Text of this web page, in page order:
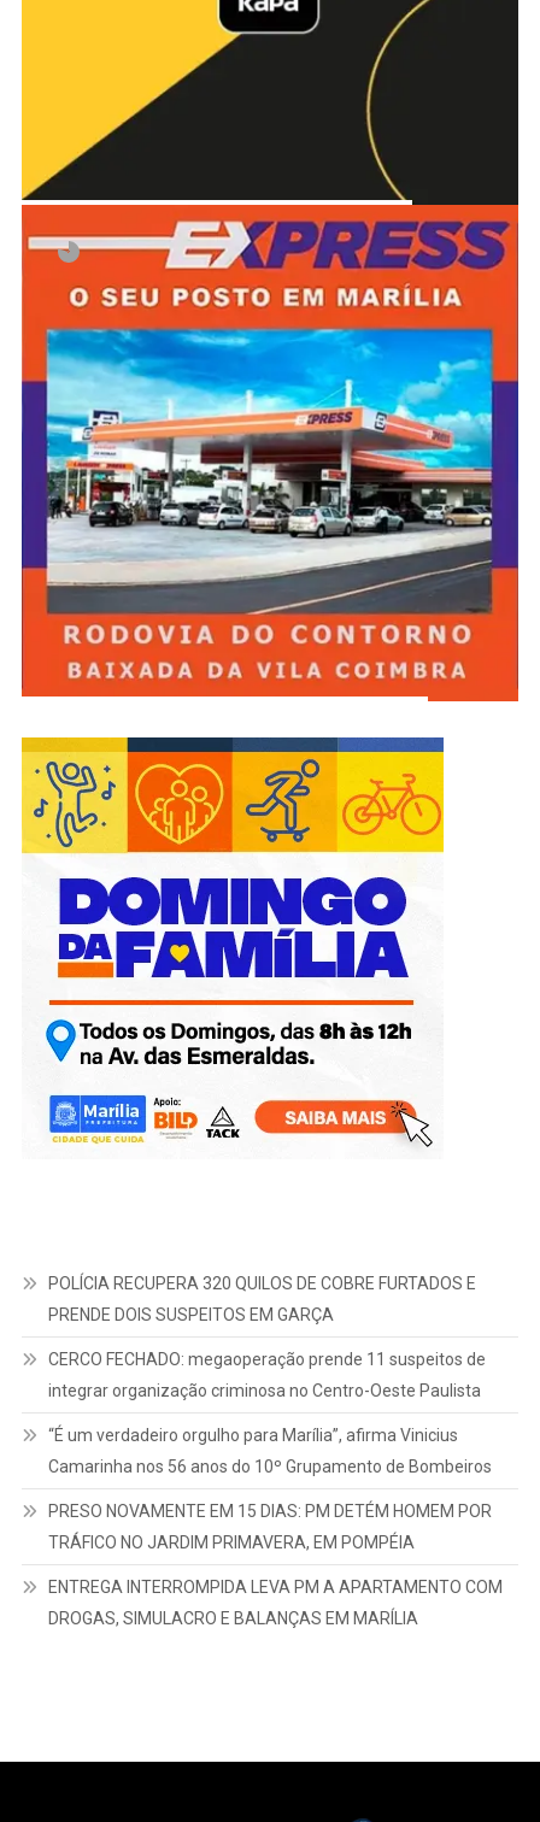
POLÍCIA RECUPERA 320 QUILOS DE COBRE FURTADOS E
PRENDE DOIS SUSPEITOS EM GARÇA
CERCO FECHADO: megaoperação prende 11 suspeitos de
integrar organização criminosa no Centro-Oeste Paulista
“É um verdadeiro orgulho para Marília”, afirma Vinicius
Camarinha nos 56 anos do 10º Grupamento de Bombeiros
PRESO NOVAMENTE EM 15 DIAS: PM DETÉM HOMEM POR
TRÁFICO NO JARDIM PRIMAVERA, EM POMPÉIA
ENTREGA INTERROMPIDA LEVA PM A APARTAMENTO COM
DROGAS, SIMULACRO E BALANÇAS EM MARÍLIA